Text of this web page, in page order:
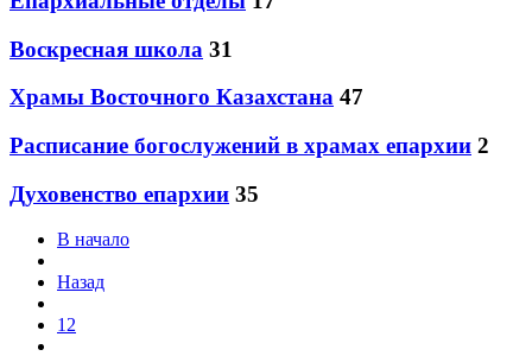
Воскресная школа 31
Храмы Восточного Казахстана 47
Расписание богослужений в храмах епархии 2
Духовенство епархии 35
В начало
Назад
12